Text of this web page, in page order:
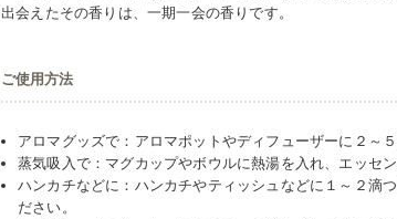
出会えたその香りは、一期一会の香りです。
ご使用方法
アロマグッズで：アロマポットやディフューザーに２～
蒸気吸入で：マグカップやボウルに熱湯を入れ、エッセ
ハンカチなどに：ハンカチやティッシュなどに１～２滴
ださい。